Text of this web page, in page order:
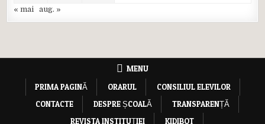
« mai
aug. »
MENU
PRIMA PAGINĂ
ORARUL
CONSILIUL ELEVILOR
CONTACTE
DESPRE ȘCOALĂ
TRANSPARENȚĂ
REVISTA INSTITUȚIEI
KIDIBOT